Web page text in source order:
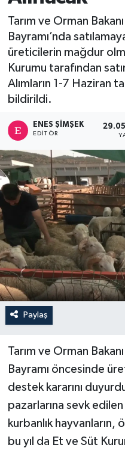
Tarım ve Orman
Bayramı’nda
üreticilerin mağdur
Kurumu tarafından
Alımların 1-7 Haziran
bildirildi.
ENES ŞIMŞEK
EDITÖR
Paylaş
Tarım ve Orman
Bayramı öncesinde
destek kararını
pazarlarına sevk
kurbanlık hayvanların,
bu yıl da Et ve Süt